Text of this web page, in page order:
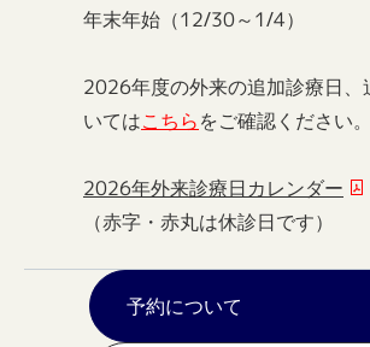
年末年始（12/30～1/4）
2026年度の外来の追加診療日、
いてはこちらをご確認ください。
2026年外来診療日カレンダー
（赤字・赤丸は休診日です）
予約について